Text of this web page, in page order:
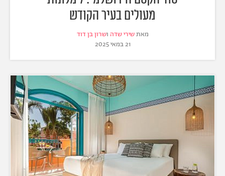
מעולים בעיר הקודש
מאתשירי שדה ושרון בן דוד
21 במאי 2025